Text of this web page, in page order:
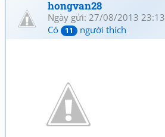
hongvan28
Ngày gửi: 27/08/2013 23:13
Có
11 người thích